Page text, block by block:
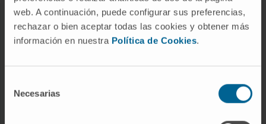
web. A continuación, puede configurar sus preferencias,
rechazar o bien aceptar todas las cookies y obtener más
información en nuestra Política de Cookies.
Necesarias
AREAS DEL CÁNCER
Servicios Terapeúticos